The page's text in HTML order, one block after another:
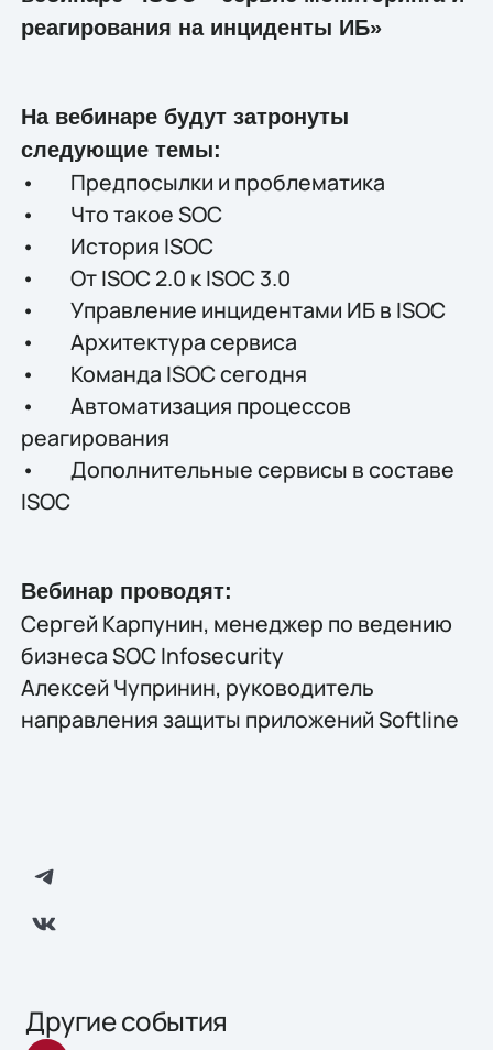
реагирования на инциденты ИБ»
На вебинаре будут затронуты
следующие темы:
• Предпосылки и проблематика
• Что такое SOC
• История ISOC
• От ISOC 2.0 к ISOC 3.0
• Управление инцидентами ИБ в ISOC
• Архитектура сервиса
• Команда ISOC сегодня
• Автоматизация процессов
реагирования
• Дополнительные сервисы в составе
ISOC
Вебинар проводят:
Сергей Карпунин, менеджер по ведению
бизнеса SOC Infosecurity
Алексей Чупринин, руководитель
направления защиты приложений Softline
Другие события